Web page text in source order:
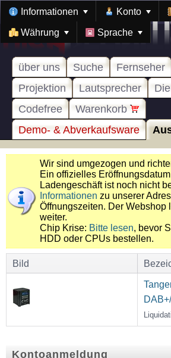
Informationen Konto
Währung Sprache
über uns Suche Fernseher
Projektion
Lautsprecher
Codefree
Warenkorb
Demo- & Abverkaufsware
Kontoanmeldung
Wir sind umgezogen und
Ein offizielles
Ladengeschäft ist noch nicht
Informationen zu unserer
Öffnungszeiten. Der Webshop
weiter.
Chip Krise: Bitte lesen, bevor
HDD oder CPUs bestellen.
Bild